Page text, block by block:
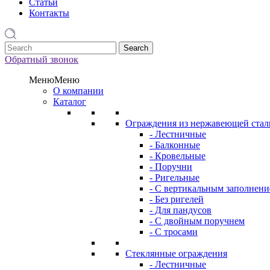
Контакты
1
Обратный звонок
МенюМеню
О компании
Каталог
Ограждения из нержавеющей
- Лестничные
- Балконные
- Кровельные
- Поручни
- Ригельные
- С вертикальным
- Без ригелей
- Для пандусов
- С двойным поручнем
- С тросами
Стеклянные ограждения
- Лестничные